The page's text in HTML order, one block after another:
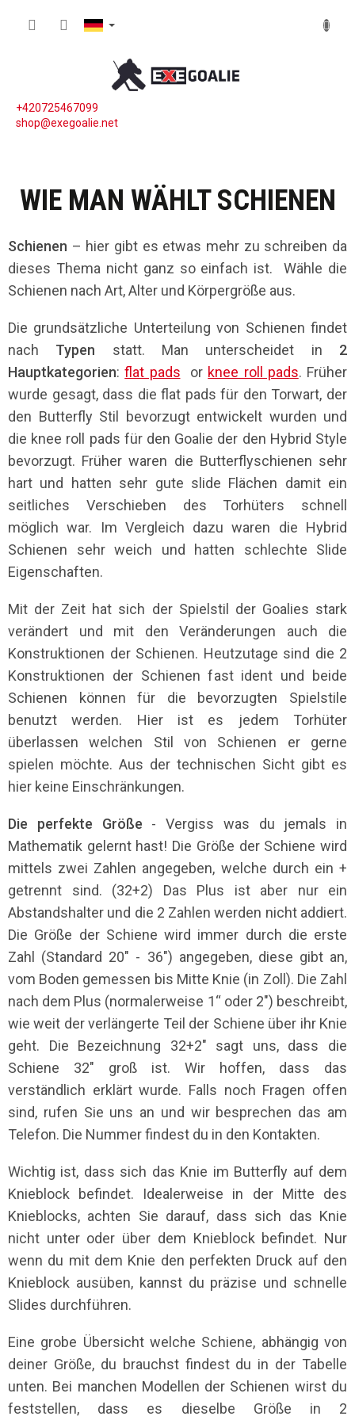
+420725467099
shop@exegoalie.net
WIE MAN WÄHLT SCHIENEN
Schienen – hier gibt es etwas mehr zu schreiben da
dieses Thema nicht ganz so einfach ist.
Wähle die
Schienen nach Art, Alter und Körpergröße aus.
Die grundsätzliche Unterteilung von Schienen findet
nach Typen statt. Man unterscheidet in 2
Hauptkategorien:flat pads or knee roll pads. Früher
wurde gesagt, dass die flat pads für den Torwart, der
den Butterfly Stil bevorzugt entwickelt wurden und
die knee roll pads für den Goalie der den Hybrid Style
bevorzugt. Früher waren die Butterflyschienen sehr
hart und hatten sehr gute slide Flächen damit ein
seitliches Verschieben des Torhüters schnell
möglich war. Im Vergleich dazu waren die Hybrid
Schienen sehr weich und hatten schlechte Slide
Eigenschaften.
Mit der Zeit hat sich der Spielstil der Goalies stark
verändert und mit den Veränderungen auch die
Konstruktionen der Schienen. Heutzutage sind die 2
Konstruktionen der Schienen fast ident und beide
Schienen können für die bevorzugten Spielstile
benutzt werden. Hier ist es jedem Torhüter
überlassen welchen Stil von Schienen er gerne
spielen möchte. Aus der technischen Sicht gibt es
hier keine Einschränkungen.
Die perfekte Größe - Vergiss was du jemals in
Mathematik gelernt hast! Die Größe der Schiene wird
mittels zwei Zahlen angegeben, welche durch ein +
getrennt sind. (32+2) Das Plus ist aber nur ein
Abstandshalter und die 2 Zahlen werden nicht addiert.
Die Größe der Schiene wird immer durch die erste
Zahl (Standard 20" - 36") angegeben, diese gibt an,
vom Boden gemessen bis Mitte Knie (in Zoll). Die Zahl
nach dem Plus (normalerweise 1“ oder 2") beschreibt,
wie weit der verlängerte Teil der Schiene über ihr Knie
geht. Die Bezeichnung 32+2" sagt uns, dass die
Schiene 32" groß ist. Wir hoffen, dass das
verständlich erklärt wurde. Falls noch Fragen offen
sind, rufen Sie uns an und wir besprechen das am
Telefon. Die Nummer findest du in den Kontakten.
Wichtig ist, dass sich das Knie im Butterfly auf dem
Knieblock befindet. Idealerweise in der Mitte des
Knieblocks, achten Sie darauf, dass sich das Knie
nicht unter oder über dem Knieblock befindet. Nur
wenn du mit dem Knie den perfekten Druck auf den
Knieblock ausüben, kannst du präzise und schnelle
Slides durchführen.
Eine grobe Übersicht welche Schiene, abhängig von
deiner Größe, du brauchst findest du in der Tabelle
unten. Bei manchen Modellen der Schienen wirst du
feststellen, dass es dieselbe Größe in 2